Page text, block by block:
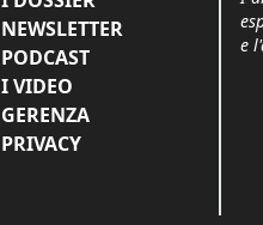
NEWSLETTER
PODCAST
I VIDEO
GERENZA
PRIVACY
e